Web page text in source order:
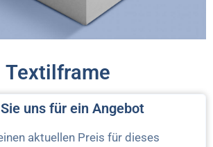
Textilframe
uns für ein Angebot
aktuellen Preis für dieses